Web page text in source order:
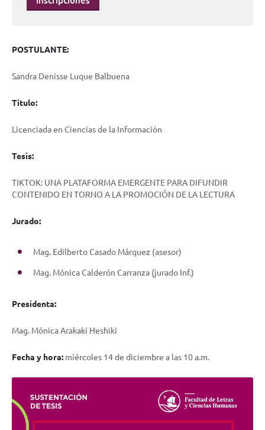
POSTULANTE:
Sandra Denisse Luque Balbuena
Título:
Licenciada en Ciencias de la Información
Tesis:
TIKTOK: UNA PLATAFORMA EMERGENTE PARA DIFUNDIR
CONTENIDO EN TORNO A LA PROMOCIÓN DE LA LECTURA
Jurado:
Mag. Edilberto Casado Márquez (asesor)
Mag. Mónica Calderón Carranza (jurado Inf.)
Presidenta:
Mag. Mónica Arakaki Heshiki
Fecha y hora: miércoles 14 de diciembre a las 10 a.m.